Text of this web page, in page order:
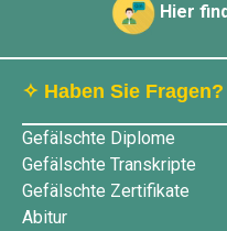
Hier
✧ Haben Sie Fragen?
Gefälschte Diplome
Gefälschte Transkripte
Gefälschte Zertifikate
Abitur